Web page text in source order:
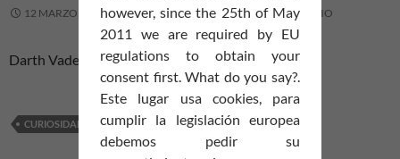
however, since the 25th of May
2011 we are required by EU
regulations to obtain your
consent first. What do you say?.
Este lugar usa cookies, para
cumplir la legislación europea
debemos pedir su
12 MARZO, 2006 ELDUENDE DEJA UN COMENTARIO
Darth Vader (El Imperio Contraataca 1980)
CURIOSIDADES